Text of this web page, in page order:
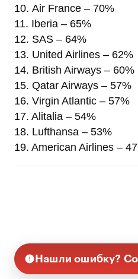
10. Air France – 70%
11. Iberia – 65%
12. SAS – 64%
13. United Airlines – 62%
14. British Airways – 60%
15. Qatar Airways – 57%
16. Virgin Atlantic – 57%
17. Alitalia – 54%
18. Lufthansa – 53%
19. American Airlines –
Нашли ошибку?